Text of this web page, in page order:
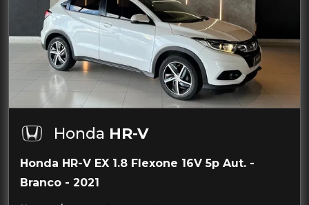
Honda HR-V
Honda HR-V EX 1.8 Flexone 16V 5p Aut. -
Branco - 2021